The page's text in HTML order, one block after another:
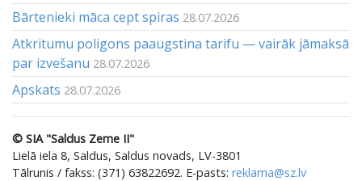
Bārtenieki māca cept spiras 28.07.2026
Atkritumu poligons paaugstina tarifu — vairāk jāmaksā
par izvešanu 28.07.2026
Apskats 28.07.2026
© SIA "Saldus Zeme II"
Lielā iela 8, Saldus, Saldus novads, LV-3801
Tālrunis / fakss: (371) 63822692. E-pasts: reklama@sz.lv